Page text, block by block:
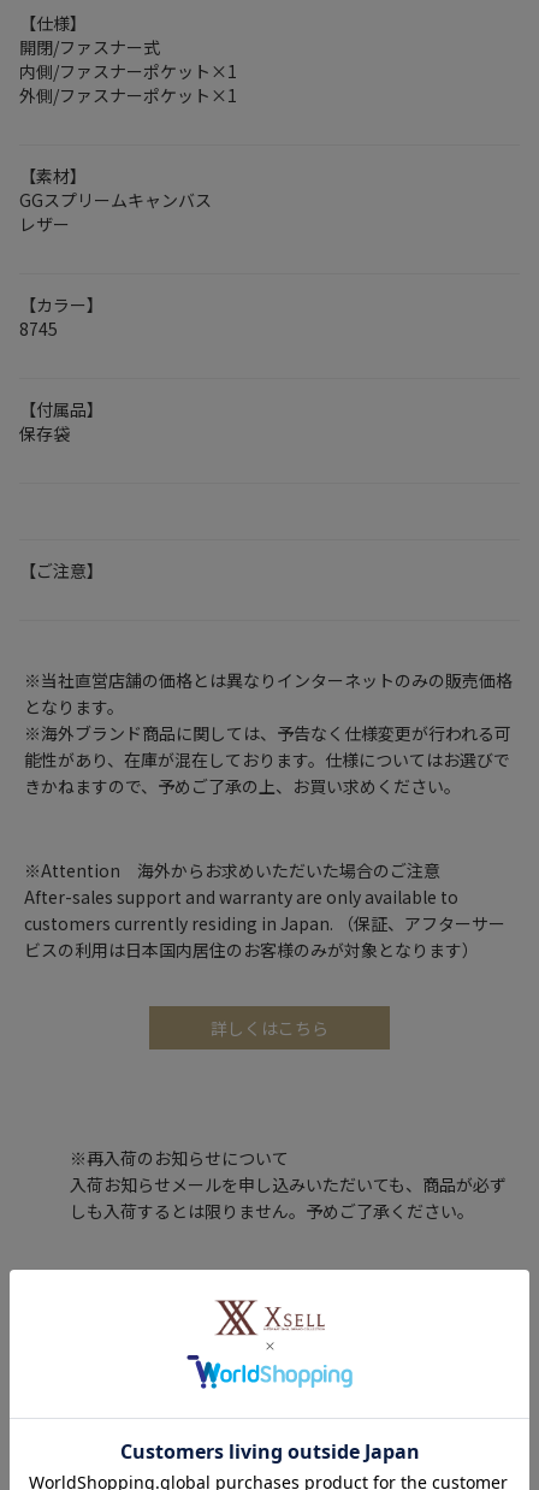
【仕様】
開閉/ファスナー式
内側/ファスナーポケット×1
外側/ファスナーポケット×1
【素材】
GGスプリームキャンバス
レザー
【カラー】
8745
【付属品】
保存袋
【ご注意】
※当社直営店舗の価格とは異なりインターネットのみの販売価格
となります。
※海外ブランド商品に関しては、予告なく仕様変更が行われる可
能性があり、在庫が混在しております。仕様についてはお選びで
きかねますので、予めご了承の上、お買い求めください。
※Attention 海外からお求めいただいた場合のご注意
After-sales support and warranty are only available to
customers currently residing in Japan. （保証、アフターサー
ビスの利用は日本国内居住のお客様のみが対象となります）
詳しくはこちら
※再入荷のお知らせについて
入荷お知らせメールを申し込みいただいても、商品が必ず
しも入荷するとは限りません。予めご了承ください。
レビュー投稿で100ポイントプレゼント！
購入した商品のレビューを投稿いただくと、もれなくエクセルポ
イント100ポイントをプレゼントします。
レビューを書く